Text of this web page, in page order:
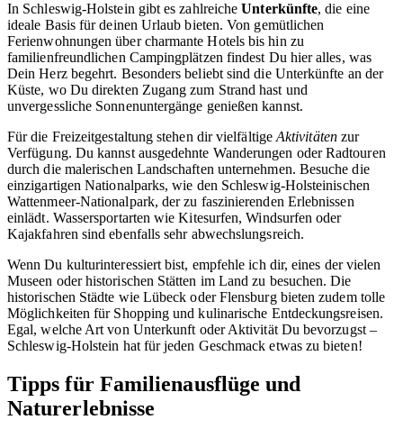
In Schleswig-Holstein gibt es zahlreicheUnterkünfte, die eine
ideale Basis für deinen Urlaub bieten. Von gemütlichen
Ferienwohnungen über charmante Hotels bis hin zu
familienfreundlichen Campingplätzen findest Du hier alles, was
Dein Herz begehrt. Besonders beliebt sind die Unterkünfte an der
Küste, wo Du direkten Zugang zum Strand hast und
unvergessliche Sonnenuntergänge genießen kannst.
Für die Freizeitgestaltung stehen dir vielfältige Aktivitätenzur
Verfügung. Du kannst ausgedehnte Wanderungen oder Radtouren
durch die malerischen Landschaften unternehmen. Besuche die
einzigartigen Nationalparks, wie den Schleswig-Holsteinischen
Wattenmeer-Nationalpark, der zu faszinierenden Erlebnissen
einlädt. Wassersportarten wie Kitesurfen, Windsurfen oder
Kajakfahren sind ebenfalls sehr abwechslungsreich.
Wenn Du kulturinteressiert bist, empfehle ich dir, eines der vielen
Museen oder historischen Stätten im Land zu besuchen. Die
historischen Städte wie Lübeck oder Flensburg bieten zudem tolle
Möglichkeiten für Shopping und kulinarische Entdeckungsreisen.
Egal, welche Art von Unterkunft oder Aktivität Du bevorzugst –
Schleswig-Holstein hat für jeden Geschmack etwas zu bieten!
Tipps für Familienausflüge und
Naturerlebnisse